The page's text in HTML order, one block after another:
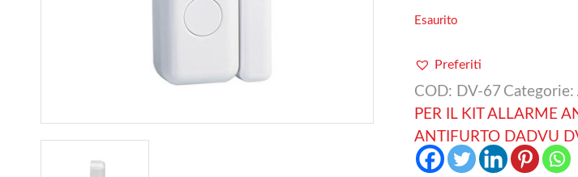
Esaurito
Preferiti
COD: DV-67 Categorie:
PER IL KIT ALLARME
ANTIFURTO DADVU